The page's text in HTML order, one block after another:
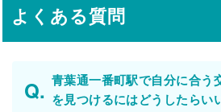
よくある質問
青葉通一番町駅で自分に合う
を見つけるにはどうしたらい